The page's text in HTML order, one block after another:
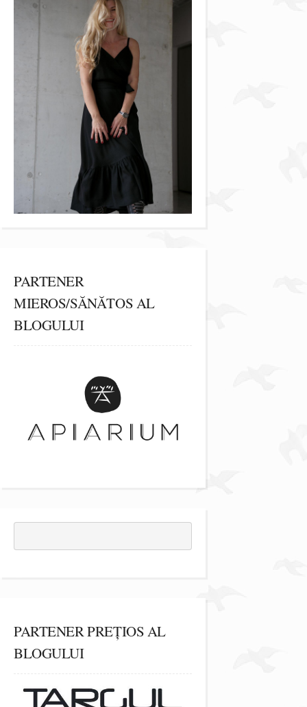
PARTENER
MIEROS/SĂNĂTOS AL
BLOGULUI
PARTENER PREȚIOS AL
BLOGULUI